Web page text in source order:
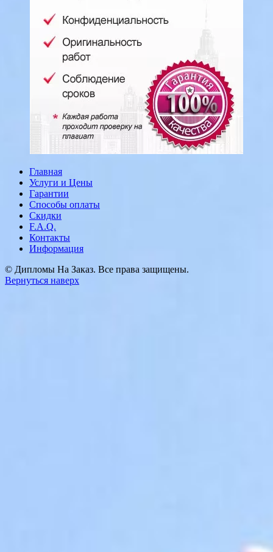
Главная
Услуги и Цены
Гарантии
Способы оплаты
Скидки
F.A.Q.
Контакты
Информация
© Дипломы На Заказ. Все права защищены.
Вернуться наверх